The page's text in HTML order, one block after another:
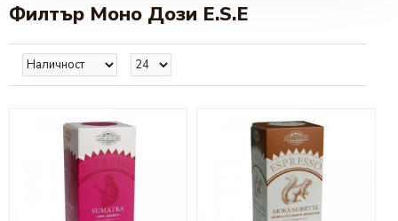
Филтър Моно Дози E.S.E